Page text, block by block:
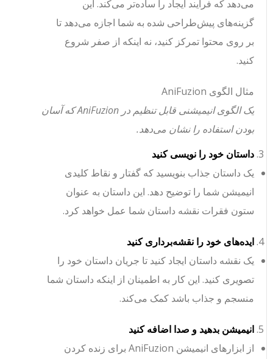
می‌دهد که فرآیند ایجاد را ساده‌تر می‌کند. این
گزینه‌های پیش‌طراحی شده به شما اجازه می‌دهد تا
بر روی محتوا تمرکز کنید، نه اینکه از صفر شروع
کنید.
مثال الگوی AniFuzion
یک الگوی انیمیشنی قابل تنظیم در AniFuzion که آسان
بودن استفاده را نشان می‌دهد.
داستان خود را نویسی کنید
یک داستان جذاب بنویسید که گفتار و نقاط کلیدی
انیمیشن شما را توضیح دهد. این داستان به عنوان
ستون فقرات نقشه داستان شما عمل خواهد کرد.
ایده‌های خود را نقشه‌برداری کنید
یک نقشه داستان ایجاد کنید تا جریان داستان خود را
تصویری کنید. این کار به اطمینان از اینکه داستان شما
منسجم و جذاب باشد کمک می‌کند.
انیمیشن بدهید و صدا اضافه کنید
از ابزارهای انیمیشن AniFuzion برای زنده کردن